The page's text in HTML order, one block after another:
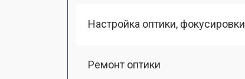
Настройка оптики, фокусировки
Ремонт оптики